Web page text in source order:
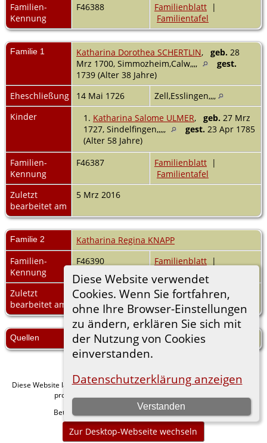
Diese Website verwendet
Cookies. Wenn Sie fortfahren,
ohne Ihre Browser-Einstellungen
zu ändern, erklären Sie sich mit
der Nutzung von Cookies
einverstanden.
Datenschutzerklärung anzeigen
Verstanden
Familien-
Kennung
F46388 Familienblatt |
Familientafel
Familie 1 Katharina Dorothea SCHERTLIN, geb. 28
Mrz 1700, Simmozheim,Calw,,,,
gest.
1739 (Alter 38 Jahre)
Eheschließung
14 Mai 1726
Zell,Esslingen,,,,
Kinder
1. Katharina Salome ULMER, geb. 27 Mrz
1727, Sindelfingen,,,,,
gest. 23 Apr 1785
(Alter 58 Jahre)
Familien-
Kennung
F46387 Familienblatt |
Familientafel
Zuletzt
bearbeitet am
5 Mrz 2016
Familie 2
Katharina Regina KNAPP
Familien-
Kennung
F46390 Familienblatt |
Familientafel
Zuletzt
bearbeitet am
5 Mrz 2016
Quellen [S8] Zeller, Gerhard, Zel-Comp.
Diese Website läuft mitThe Next Generation of Genealogy Sitebuildingv. 15.0.1,
programmiert von Darrin Lythgoe © 2001-2026.
Betreut von
. |Datenschutzerklärung
Zur Desktop-Webseite wechseln